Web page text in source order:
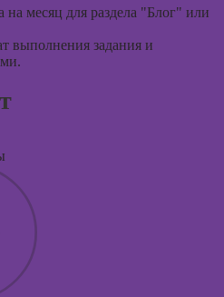
на месяц для раздела "Блог" или
выполнения задания и